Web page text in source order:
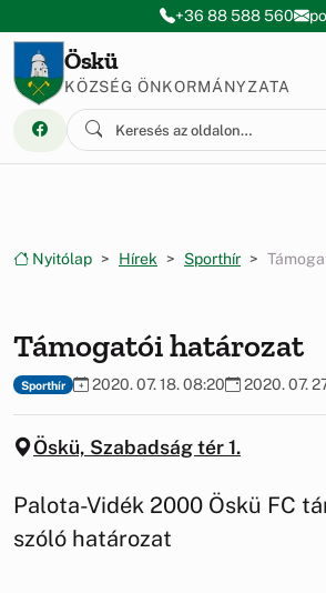
Ugrás a menüre
Ugrás a tartalomra+36 88 588 560
Öskü
KÖZSÉG ÖNKORMÁNYZATA
Nyitólap Hírek Sporthír
Támogatói határozat
Sporthír 2020. 07. 18. 08:20 2020. 07.
Öskü, Szabadság tér 1.
Palota-Vidék 2000 Öskü FC
szóló határozat